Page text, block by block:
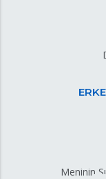
Meninin